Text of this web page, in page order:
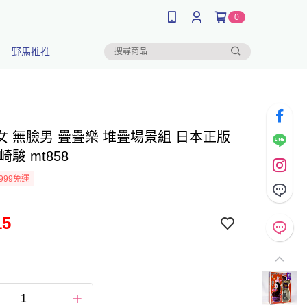
0
野馬推推
無臉男 疊疊樂 堆疊場景組 日本正版
駿 mt858
免運